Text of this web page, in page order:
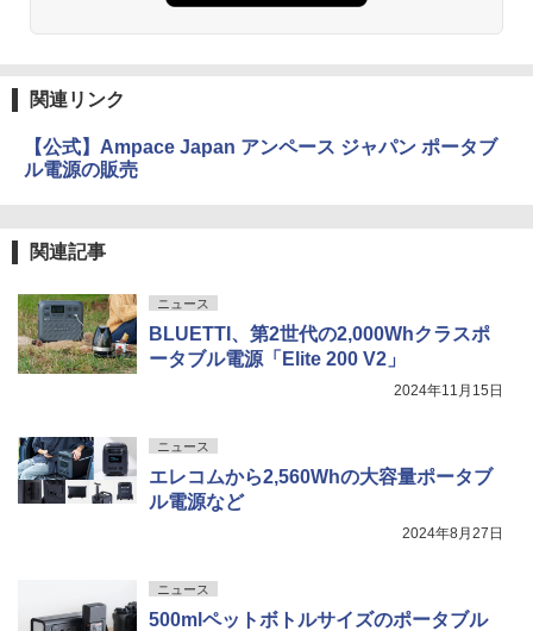
関連リンク
【公式】Ampace Japan アンペース ジャパン ポータブ
ル電源の販売
関連記事
ニュース
BLUETTI、第2世代の2,000Whクラスポ
ータブル電源「Elite 200 V2」
2024年11月15日
ニュース
エレコムから2,560Whの大容量ポータブ
ル電源など
2024年8月27日
ニュース
500mlペットボトルサイズのポータブル